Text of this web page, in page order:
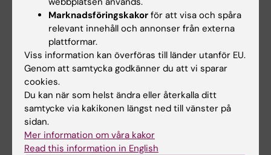
Presentation om Saco-S: För dig som är
akademiker i staten
Marknadsföringskakor för att visa och spåra
relevant innehåll och annonser från externa
plattformar.
Viss information kan överföras till länder utanför EU.
Genom att samtycka godkänner du att vi sparar
cookies.
Du kan när som helst ändra eller återkalla ditt
samtycke via kakikonen längst ned till vänster på
sidan.
Mer information om våra kakor
Read this information in English